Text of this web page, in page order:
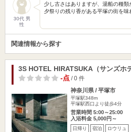
30代 男
性
少し古さはありますが、湯船の種
夕祭りの残り香がある平塚の街を
関連情報から探す
3S HOTEL HIRATSUKA（サンズホ
-点/ 0 件
神奈川県 / 平塚市
平塚駅348m
平塚駅西口より徒歩4分
営業時間 5:00～25:00
入浴料金 5,000円～
日帰り 宿泊 ロウリュ